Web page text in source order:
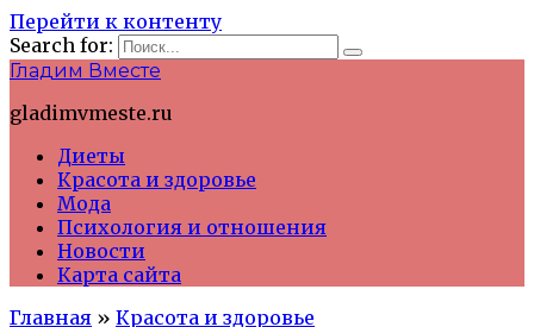
Перейти к контенту
Search for:
Гладим Вместе
gladimvmeste.ru
Диеты
Красота и здоровье
Мода
Психология и отношения
Новости
Карта сайта
Главная » Красота и здоровье